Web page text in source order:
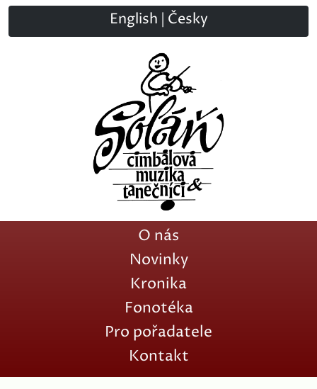
English Česky
O nás
Novinky
Kronika
Fonotéka
Pro pořadatele
Kontakt